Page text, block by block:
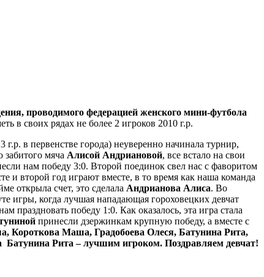
проводимого федерацией женского мини-футбола
в своих рядах не более 2 игроков 2010 г.р.
г.р. в первенстве города) неуверенно начинала турнир,
мяча Алисой Андриановой, все встало на свои
нам победу 3:0. Второй поединок свел нас с фаворитом
и второй год играют вместе, в то время как наша команда
открыла счет, это сделала Андрианова Алиса. Во
игры, когда лучшая нападающая гороховецких девчат
праздновать победу 1:0. Как оказалось, эта игра стала
принесли дзержинкам крупную победу, а вместе с
Короткова Маша, Градобоева Олеся, Батунина Рита,
Рита – лучшим игроком. Поздравляем девчат!